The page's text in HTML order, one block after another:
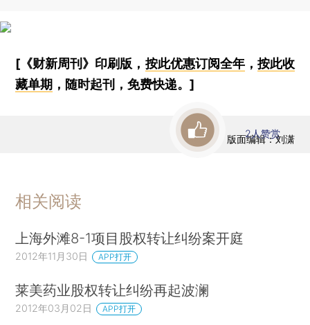
[《财新周刊》印刷版， 按此优惠订阅全年， 按此收
藏单期 ，随时起刊，免费快递。]
版面编辑：刘潇
2人赞赏
相关阅读
上海外滩8-1项目股权转让纠纷案开庭
2012年11月30日 APP打开
莱美药业股权转让纠纷再起波澜
2012年03月02日 APP打开